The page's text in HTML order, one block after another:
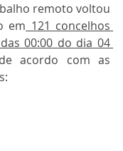
remoto voltou
em 121 concelhos
00:00 do dia 04
acordo com as